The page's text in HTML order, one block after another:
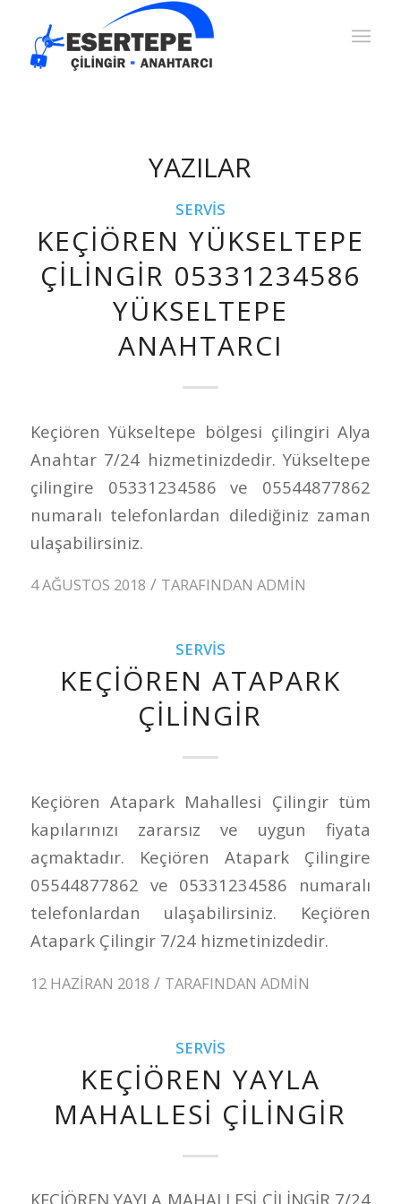
YAZILAR
SERVIS
KEÇIÖREN YÜKSELTEPE
ÇILINGIR 05331234586
YÜKSELTEPE
ANAHTARCI
Keçiören Yükseltepe bölgesi çilingiri Alya
Anahtar 7/24 hizmetinizdedir. Yükseltepe
çilingire 05331234586 ve 05544877862
numaralı telefonlardan dilediğiniz zaman
ulaşabilirsiniz.
4 AĞUSTOS 2018 / TARAFINDAN ADMIN
SERVIS
KEÇIÖREN ATAPARK
ÇILINGIR
Keçiören Atapark Mahallesi Çilingir tüm
kapılarınızı zararsız ve uygun fiyata
açmaktadır. Keçiören Atapark Çilingire
05544877862 ve 05331234586 numaralı
telefonlardan ulaşabilirsiniz. Keçiören
Atapark Çilingir 7/24 hizmetinizdedir.
12 HAZIRAN 2018 / TARAFINDAN ADMIN
SERVIS
KEÇİÖREN YAYLA
MAHALLESİ ÇİLİNGİR
KEÇİÖREN YAYLA MAHALLESİ ÇİLİNGİR 7/24